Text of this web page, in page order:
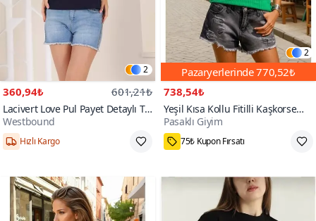
2
360,94₺ 601,21₺
Lacivert Love Pul Payet Detaylı T-
shirt
Westbound
S,M,L,XXL,XL
2
Pazaryerlerinde770,52₺
738,54₺
Yeşil Kısa Kollu Fitilli Kaşkorse
Viskon Pamuk Polo Yaka T-Shirt
Pasaklı Giyim
32₺ daha az öde